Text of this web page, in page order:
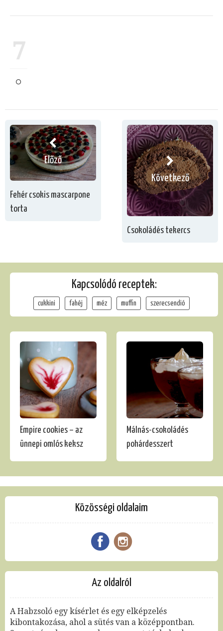
7
Előző
Fehér csokis mascarpone
torta
Következő
Csokoládés tekercs
Kapcsolódó receptek:
cukkini fahéj méz muffin szerecsendió
Empire cookies – az
ünnepi omlós keksz
Málnás-csokoládés
pohárdesszert
Közösségi oldalaim
Az oldalról
A Habzsoló egy kísérlet és egy elképzelés
kibontakozása, ahol a sütés van a középpontban.